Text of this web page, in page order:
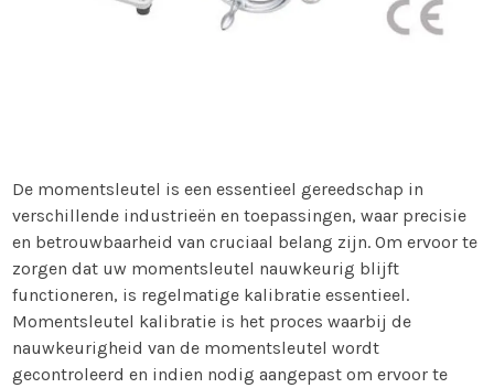
De momentsleutel is een essentieel gereedschap in
verschillende industrieën en toepassingen, waar precisie
en betrouwbaarheid van cruciaal belang zijn. Om ervoor te
zorgen dat uw momentsleutel nauwkeurig blijft
functioneren, is regelmatige kalibratie essentieel.
Momentsleutel kalibratie is het proces waarbij de
nauwkeurigheid van de momentsleutel wordt
gecontroleerd en indien nodig aangepast om ervoor te